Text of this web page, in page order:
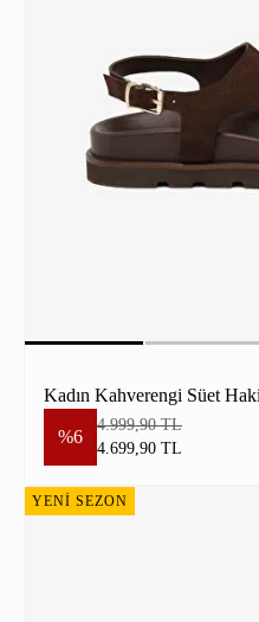
Kadın Kahverengi Süet
%6
4.999,90 TL
4.699,90 TL
YENİ SEZON